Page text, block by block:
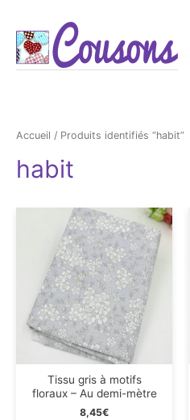
Accueil / Produits identifiés “habit”
habit
Tissu gris à motifs
floraux – Au demi-mètre
8,45€